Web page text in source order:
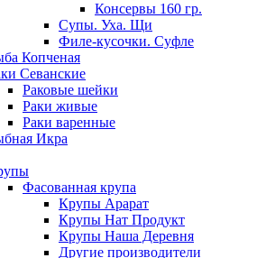
Консервы 160 гр.
Супы. Уха. Щи
Филе-кусочки. Суфле
Копченая
Севанские
Раковые шейки
Раки живые
Раки варенные
Икра
Фасованная крупа
Крупы Арарат
Крупы Нат Продукт
Крупы Наша Деревня
Другие производители